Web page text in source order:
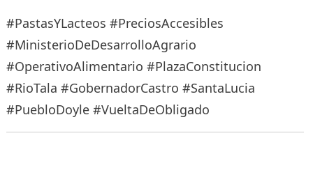
#PastasYLacteos #PreciosAccesibles
#MinisterioDeDesarrolloAgrario
#OperativoAlimentario #PlazaConstitucion
#RioTala #GobernadorCastro #SantaLucia
#PuebloDoyle #VueltaDeObligado